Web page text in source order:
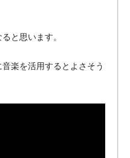
と思います。
楽を活用するとよさそう